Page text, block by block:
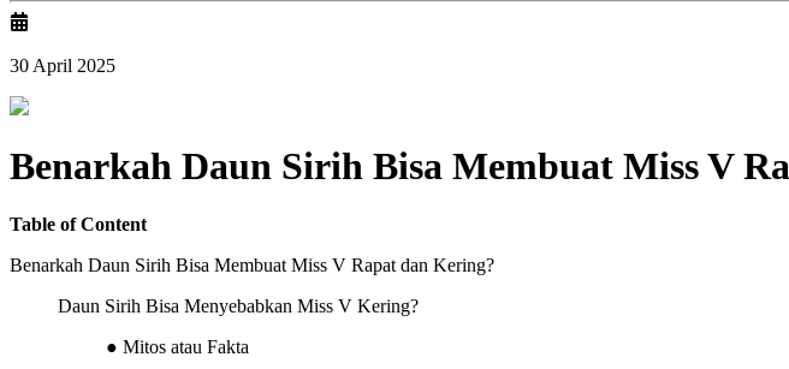
30 April 2025
Benarkah Daun Sirih Bisa Membuat Miss V
Table of Content
Benarkah Daun Sirih Bisa Membuat Miss V Rapat dan Kering?
Daun Sirih Bisa Menyebabkan Miss V Kering?
● Mitos atau Fakta